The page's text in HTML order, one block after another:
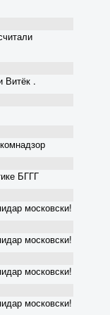
Витёк .
БГГГ
московски!
московски!
московски!
московски!